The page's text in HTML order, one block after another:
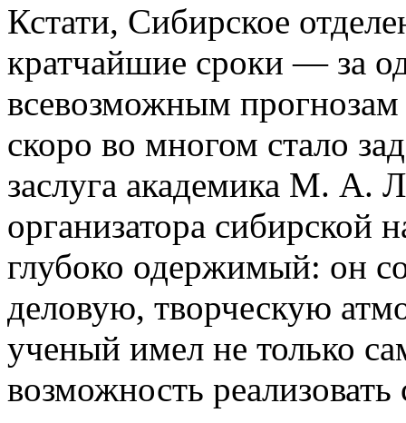
Кстати, Сибирское
кратчайшие сроки — за
всевозможным прогнозам
скоро во многом стало
заслуга академика М. А.
организатора сибирской
глубоко одержимый: он
деловую, творческую
ученый имел не только
возможность